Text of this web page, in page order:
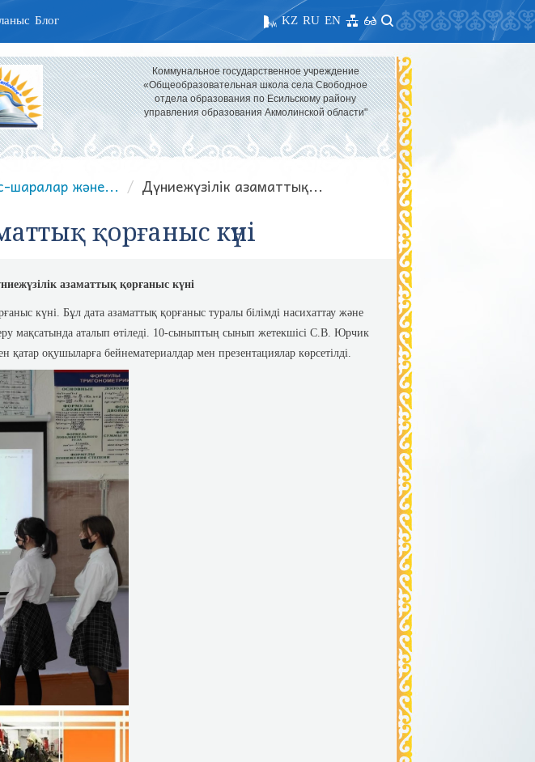
Блог EN
RU
KZ
Коммунальное государственное учреждение
«Общеобразовательная школа села Свободное
отдела образования по Есильскому району
управления образования Акмолинской области"
шаралар және... Дүниежүзілік азаматтық...
қорғаныс күні
азаматтық қорғаныс күні
күні. Бұл дата азаматтық қорғаныс туралы білімді насихаттау және
мақсатында аталып өтіледі. 10-сыныптың сынып жетекшісі С.В. Юрчик
қатар оқушыларға бейнематериалдар мен презентациялар көрсетілді.